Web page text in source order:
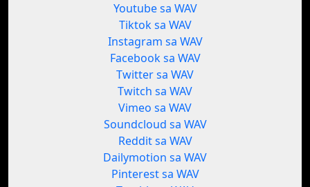
Youtube sa WAV
Tiktok sa WAV
Instagram sa WAV
Facebook sa WAV
Twitter sa WAV
Twitch sa WAV
Vimeo sa WAV
Soundcloud sa WAV
Reddit sa WAV
Dailymotion sa WAV
Pinterest sa WAV